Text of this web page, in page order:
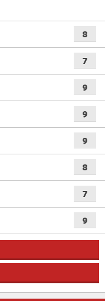
8
7
9
9
9
8
7
9